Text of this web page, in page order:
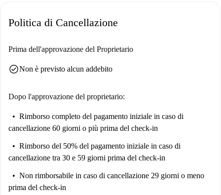
Politica di Cancellazione
Prima dell'approvazione del Proprietario
check_circleNon è previsto alcun addebito
Dopo l'approvazione del proprietario:
Rimborso completo del pagamento iniziale in caso di
cancellazione 60 giorni o più prima del check-in
Rimborso del 50% del pagamento iniziale in caso di
cancellazione tra 30 e 59 giorni prima del check-in
Non rimborsabile in caso di cancellazione 29 giorni o meno
prima del check-in